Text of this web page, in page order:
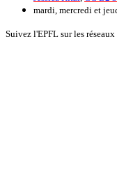
mardi, mercredi et
Suivez l'EPFL sur les